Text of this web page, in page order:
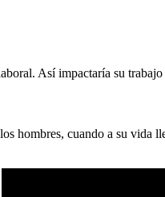
Así impactaría su trabajo
hombres, cuando a su vida